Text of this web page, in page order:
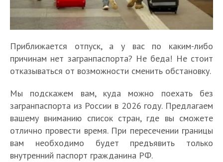
Приближается отпуск, а у вас по каким-либо
причинам нет загранпаспорта? Не беда! Не стоит
отказываться от возможности сменить обстановку.
Мы подскажем вам, куда можно поехать без
загранпаспорта из России в 2026 году. Предлагаем
вашему вниманию список стран, где вы сможете
отлично провести время. При пересечении границы
вам необходимо будет предъявить только
внутренний паспорт гражданина РФ.